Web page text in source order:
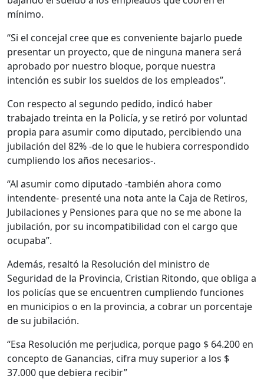
mínimo.
“Si el concejal cree que es conveniente bajarlo puede
presentar un proyecto, que de ninguna manera será
aprobado por nuestro bloque, porque nuestra
intención es subir los sueldos de los empleados”.
Con respecto al segundo pedido, indicó haber
trabajado treinta en la Policía, y se retiró por voluntad
propia para asumir como diputado, percibiendo una
jubilación del 82% -de lo que le hubiera correspondido
cumpliendo los años necesarios-.
“Al asumir como diputado -también ahora como
intendente- presenté una nota ante la Caja de Retiros,
Jubilaciones y Pensiones para que no se me abone la
jubilación, por su incompatibilidad con el cargo que
ocupaba”.
Además, resaltó la Resolución del ministro de
Seguridad de la Provincia, Cristian Ritondo, que obliga a
los policías que se encuentren cumpliendo funciones
en municipios o en la provincia, a cobrar un porcentaje
de su jubilación.
“Esa Resolución me perjudica, porque pago $ 64.200 en
concepto de Ganancias, cifra muy superior a los $
37.000 que debiera recibir”